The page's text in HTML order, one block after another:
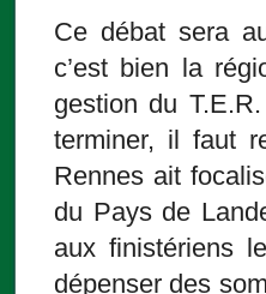
Ce débat sera
c’est bien la
gestion du
terminer, il faut
Rennes ait
du Pays de
aux finistériens
dépenser des